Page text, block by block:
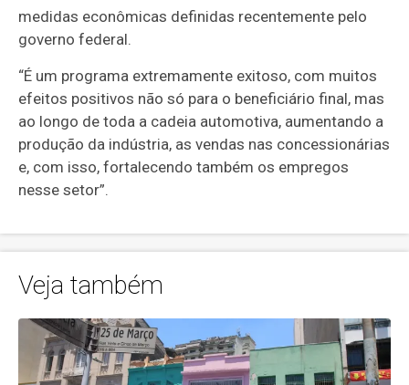
medidas econômicas definidas recentemente pelo
governo federal.
“É um programa extremamente exitoso, com muitos
efeitos positivos não só para o beneficiário final, mas
ao longo de toda a cadeia automotiva, aumentando a
produção da indústria, as vendas nas concessionárias
e, com isso, fortalecendo também os empregos
nesse setor”.
Veja também